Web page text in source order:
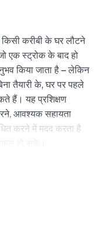
किसी करीबी के घर लौटने
एक स्ट्रोक के बाद हो
किया जाता है – लेकिन
तैयारी के, घर पर पहले
हैं। यह प्रशिक्षण
आवश्यक सहायता
करने में मदद करता है